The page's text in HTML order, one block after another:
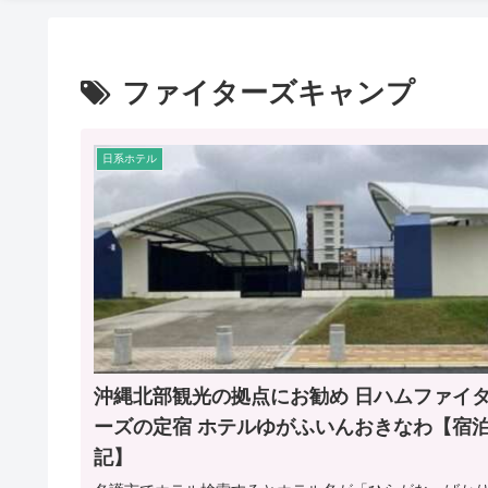
ファイターズキャンプ
日系ホテル
沖縄北部観光の拠点にお勧め 日ハムファイ
ーズの定宿 ホテルゆがふいんおきなわ【宿
記】